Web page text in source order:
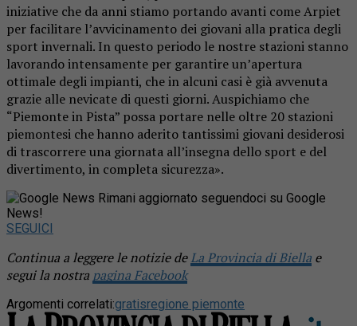
iniziative che da anni stiamo portando avanti come Arpiet
per facilitare l’avvicinamento dei giovani alla pratica degli
sport invernali. In questo periodo le nostre stazioni stanno
lavorando intensamente per garantire un’apertura
ottimale degli impianti, che in alcuni casi è già avvenuta
grazie alle nevicate di questi giorni. Auspichiamo che
“Piemonte in Pista” possa portare nelle oltre 20 stazioni
piemontesi che hanno aderito tantissimi giovani desiderosi
di trascorrere una giornata all’insegna dello sport e del
divertimento, in completa sicurezza».
Rimani aggiornato seguendoci su Google
News!
SEGUICI
Continua a leggere le notizie deLa Provincia di Biella e
segui la nostra pagina Facebook
Argomenti correlati:gratisregione piemonte